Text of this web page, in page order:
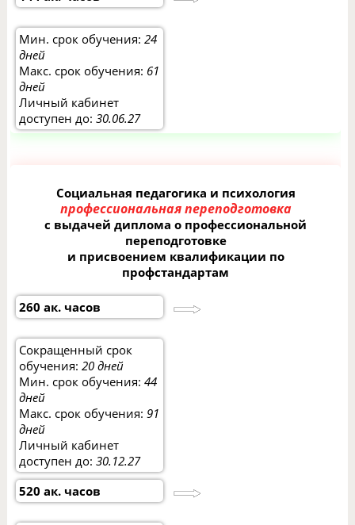
Мин. срок обучения:24
дней
Макс. срок обучения: 61
дней
Личный кабинет
доступен до:30.06.27
Социальная педагогика и психология
профессиональная переподготовка
с выдачей диплома о профессиональной
переподготовке
и присвоением квалификации по
профстандартам
260 ак. часов
Сокращенный срок
обучения:20 дней
Мин. срок обучения:44
дней
Макс. срок обучения:91
дней
Личный кабинет
доступен до:30.12.27
520 ак. часов